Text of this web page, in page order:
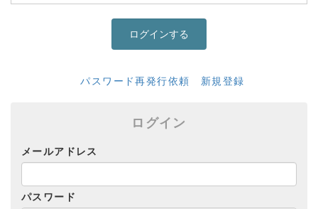
パスワード再発行依頼 新規登録
ログイン
メールアドレス
パスワード